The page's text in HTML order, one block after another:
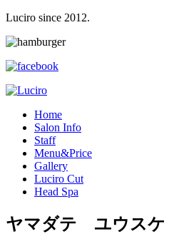
Luciro since 2012.
Home
Salon Info
Staff
Menu&Price
Gallery
Luciro Cut
Head Spa
ヤマダテ ユウスケ